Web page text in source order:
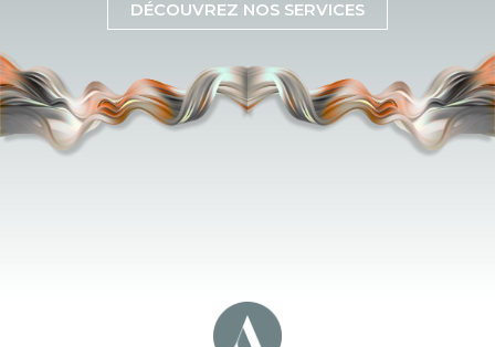
DÉCOUVREZ NOS SERVICES